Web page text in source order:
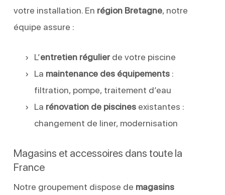
votre installation. En région Bretagne, notre
équipe assure :
L’entretien régulierde votre piscine
La maintenance des équipements:
filtration, pompe, traitement d’eau
La rénovation de piscinesexistantes :
changement de liner, modernisation
Magasins et accessoires dans toute la
France
Notre groupement dispose de magasins